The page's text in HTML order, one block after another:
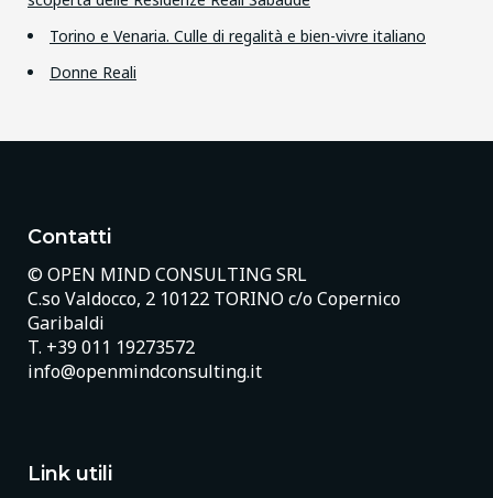
Torino e Venaria. Culle di regalità e bien-vivre italiano
Donne Reali
Contatti
© OPEN MIND CONSULTING SRL
C.so Valdocco, 2 10122 TORINO c/o Copernico
Garibaldi
T. +39 011 19273572
info@openmindconsulting.it
Link utili